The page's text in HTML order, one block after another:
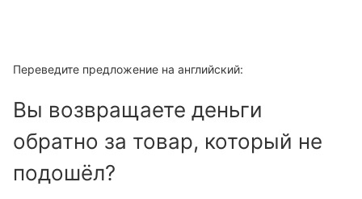
Переведите предложение на английский:
Вы возвращаете деньги
обратно за товар, который не
подошёл?